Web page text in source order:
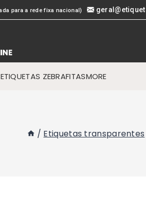
para a rede fixa nacional)
ETIQUETAS ZEBRAFITASMORE
/ Etiquetas transparentes